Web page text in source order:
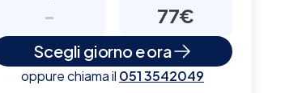
- 77€
Scegli giorno e ora
oppure chiama il 051 3542049